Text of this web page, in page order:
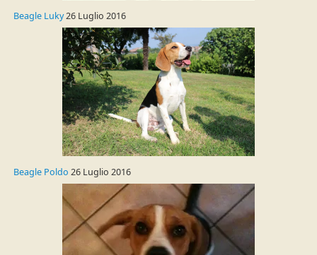
Beagle Luky26 Luglio 2016
Beagle Poldo 26 Luglio 2016